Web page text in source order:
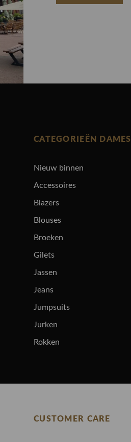
CATEGORIEËN DAMES
Nieuw binnen
Accessoires
Blazers
Blouses
Broeken
Gilets
Jassen
Jeans
Jumpsuits
Jurken
Rokken
CUSTOMER CARE